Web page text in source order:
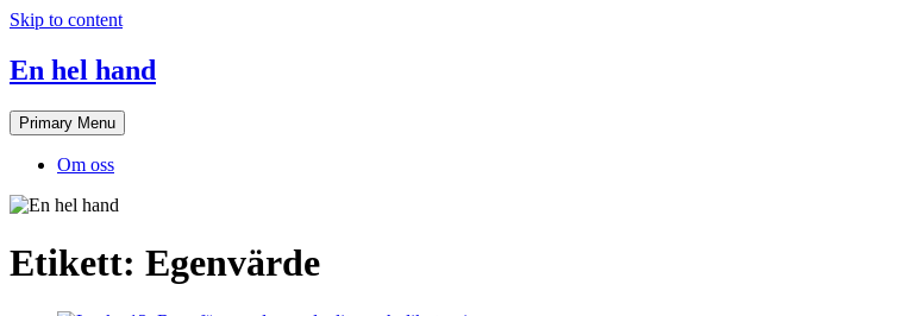
Skip to content
En hel hand
Primary Menu
Om oss
Etikett: Egenvärde